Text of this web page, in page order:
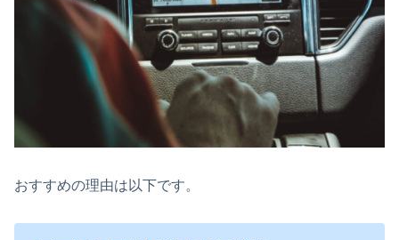
おすすめの理由は以下です。